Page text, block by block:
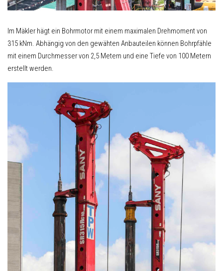
Im Mäkler hägt ein Bohrmotor mit einem maximalen Drehmoment von
315 kNm. Abhängig von den gewähten Anbauteilen können Bohrpfähle
mit einem Durchmesser von 2,5 Metern und eine Tiefe von 100 Metern
erstellt werden.